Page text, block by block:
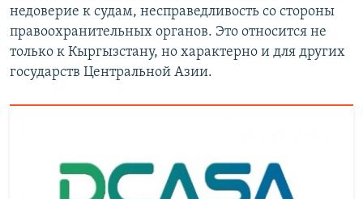
недоверие к судам, несправедливость со стороны
правоохранительных органов. Это относится не
только к Кыргызстану, но характерно и для других
государств Центральной Азии.